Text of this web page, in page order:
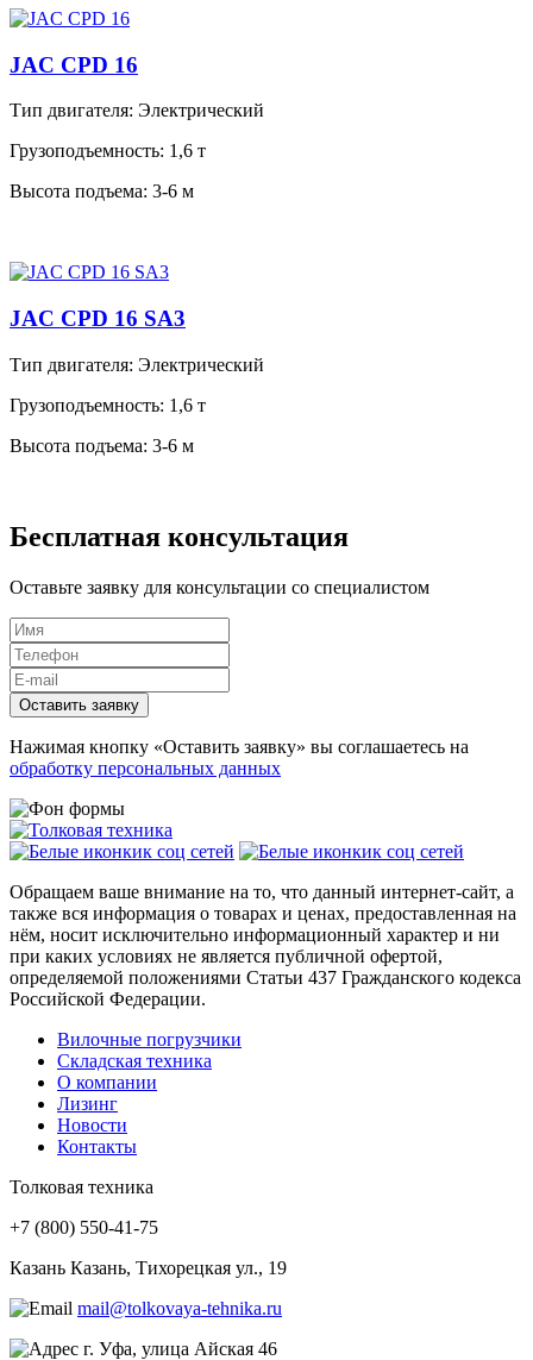
JAC CPD 16
Тип двигателя: Электрический
Грузоподъемность: 1,6 т
Высота подъема: 3-6 м
JAC CPD 16 SA3
Тип двигателя: Электрический
Грузоподъемность: 1,6 т
Высота подъема: 3-6 м
Бесплатная консультация
Оставьте заявку для консультации со специалистом
Оставить заявку
Нажимая кнопку «Оставить заявку» вы соглашаетесь на
обработку персональных данных
Обращаем ваше внимание на то, что данный интернет-сайт, а
также вся информация о товарах и ценах, предоставленная на
нём, носит исключительно информационный характер и ни
при каких условиях не является публичной офертой,
определяемой положениями Статьи 437 Гражданского кодекса
Российской Федерации.
Вилочные погрузчики
Складская техника
О компании
Лизинг
Новости
Контакты
Толковая техника
+7 (800) 550‑41‑75
Казань Казань, Тихорецкая ул., 19
mail@tolkovaya-tehnika.ru
г. Уфа, улица Айская 46